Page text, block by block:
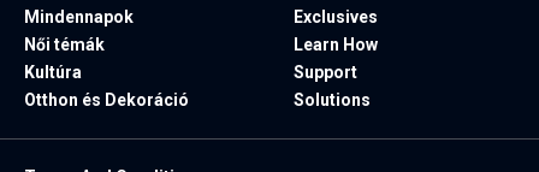
Mindennapok
Női témák
Kultúra
Otthon és Dekoráció
Exclusives
Learn How
Support
Solutions